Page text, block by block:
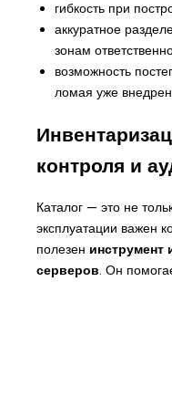
гибкость при
аккуратное
зонам
возможность
ломая уже
контроля и
Каталог — это не
эксплуатации важен
полезен инструмент
серверов. Он